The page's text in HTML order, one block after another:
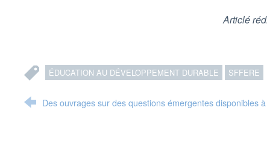
Articlé
ÉDUCATION AU DÉVELOPPEMENT DURABLE SFFERE
Des ouvrages sur des questions émergentes disponibles